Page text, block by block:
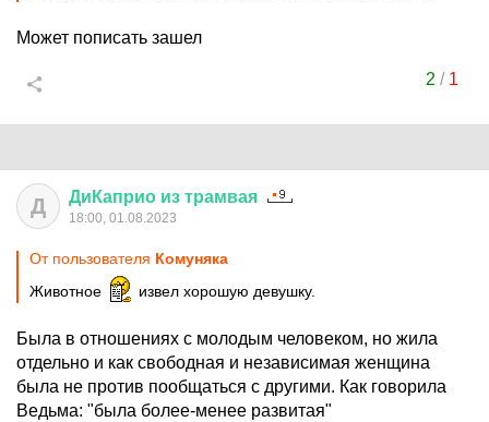
Может пописать зашел
2/ 1
Д ДиКаприо из трамвая
18:00, 01.08.2023
От пользователя Комуняка
Животное
извел хорошую девушку.
Была в отношениях с молодым человеком, но жила
отдельно и как свободная и независимая женщина
была не против пообщаться с другими. Как говорила
Ведьма: "была более-менее развитая"